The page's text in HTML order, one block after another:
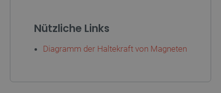
Nützliche Links
Diagramm der Haltekraft von Magneten
critAccountId botland.de